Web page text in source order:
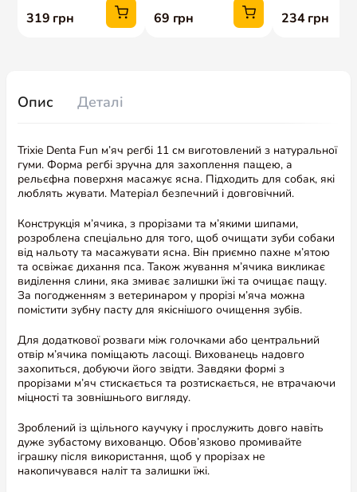
Опис Деталі
Trixie Denta Fun м’яч регбі 11 см виготовлений з натуральної
гуми. Форма регбі зручна для захоплення пащею, а
рельєфна поверхня масажує ясна. Підходить для собак, які
люблять жувати. Матеріал безпечний і довговічний.
Конструкція м’ячика, з прорізами та м’якими шипами,
розроблена спеціально для того, щоб очищати зуби собаки
від нальоту та масажувати ясна. Він приємно пахне м’ятою
та освіжає дихання пса. Також жування м’ячика викликає
виділення слини, яка змиває залишки їжі та очищає пащу.
За погодженням з ветеринаром у прорізі м’яча можна
помістити зубну пасту для якіснішого очищення зубів.
Для додаткової розваги між голочками або центральний
отвір м’ячика поміщають ласощі. Вихованець надовго
захопиться, добуючи його звідти. Завдяки формі з
прорізами м’яч стискається та розтискається, не втрачаючи
міцності та зовнішнього вигляду.
Зроблений із щільного каучуку і прослужить довго навіть
дуже зубастому вихованцю. Обов’язково промивайте
іграшку після використання, щоб у прорізах не
накопичувався наліт та залишки їжі.